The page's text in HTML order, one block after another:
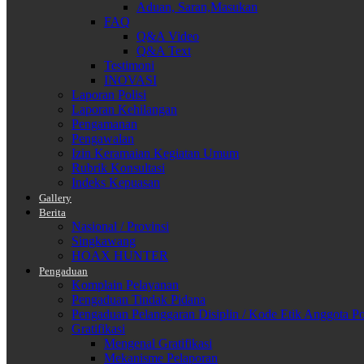
Aduan, Saran,Masukan
FAQ
Q&A Video
Q&A Text
Testimoni
INOVASI
Laporan Polisi
Laporan Kehilangan
Pengamanan
Pengawalan
Izin Keramaian Kegiatan Umum
Rubrik Konsultasi
Indeks Kepuasan
Gallery
Berita
Nasional / Provinsi
Singkawang
HOAX HUNTER
Pengaduan
Komplain Pelayanan
Pengaduan Tindak Pidana
Pengaduan Pelanggaran Disiplin / Kode Etik Anggota
Gratifikasi
Mengenal Gratifikasi
Mekanisme Pelaporan